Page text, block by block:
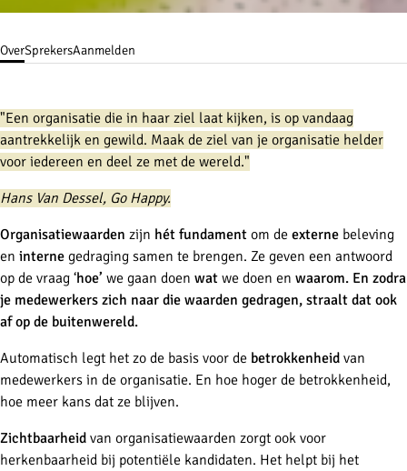
OverSprekersAanmelden
"Een organisatie die in haar ziel laat kijken, is op vandaag
aantrekkelijk en gewild. Maak de ziel van je organisatie helder
voor iedereen en deel ze met de wereld."
Hans Van Dessel, Go Happy.
Organisatiewaarden zijn hét fundament om de externe beleving
en interne gedraging samen te brengen. Ze geven een antwoord
op de vraag ‘hoe’ we gaan doen wat we doen en waarom. En zodra
je medewerkers zich naar die waarden gedragen, straalt dat ook
af op de buitenwereld.
Automatisch legt het zo de basis voor de betrokkenheid van
medewerkers in de organisatie. En hoe hoger de betrokkenheid,
hoe meer kans dat ze blijven.
Zichtbaarheid van organisatiewaarden zorgt ook voor
herkenbaarheid bij potentiële kandidaten. Het helpt bij het